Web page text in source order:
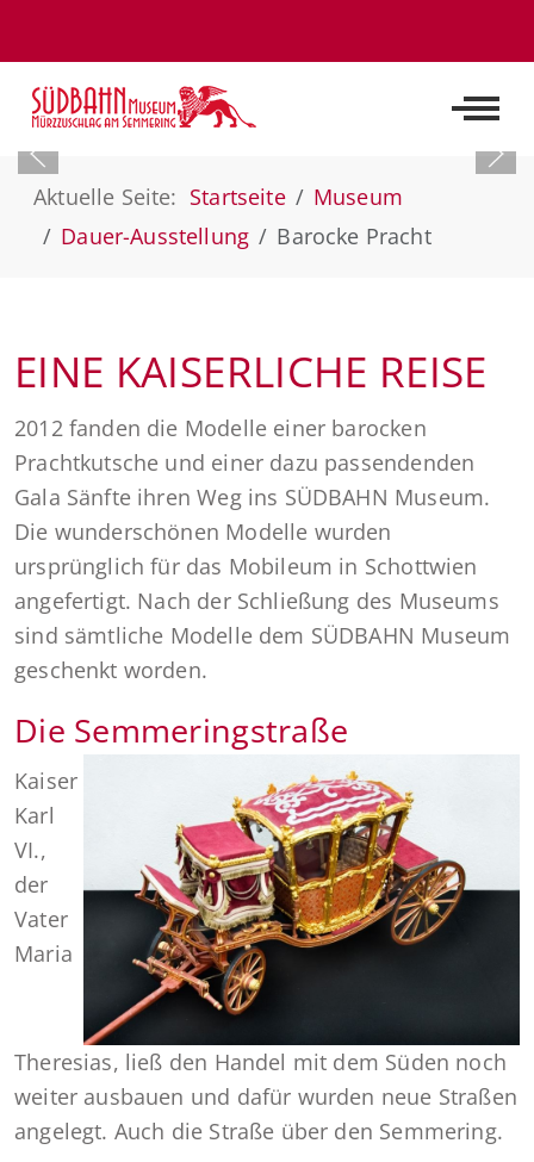
Off-
Aktuelle Seite: Startseite
Museum
Dauer-Ausstellung
Barocke Pracht
EINE KAISERLICHE REISE
2012 fanden die Modelle einer barocken
Prachtkutsche und einer dazu passendenden
Gala Sänfte ihren Weg ins SÜDBAHN Museum.
Die wunderschönen Modelle wurden
ursprünglich für das Mobileum in Schottwien
angefertigt. Nach der Schließung des Museums
sind sämtliche Modelle dem SÜDBAHN Museum
geschenkt worden.
Die Semmeringstraße
Kaiser
Karl
VI.,
der
Vater
Maria
Theresias, ließ den Handel mit dem Süden noch
weiter ausbauen und dafür wurden neue Straßen
angelegt. Auch die Straße über den Semmering.